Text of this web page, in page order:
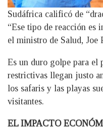
Sudáfrica calificó de
“Ese tipo de reacción es
el ministro de Salud, Joe
Es un duro golpe para el
restrictivas llegan justo
los safaris y las playas
visitantes.
EL IMPACTO